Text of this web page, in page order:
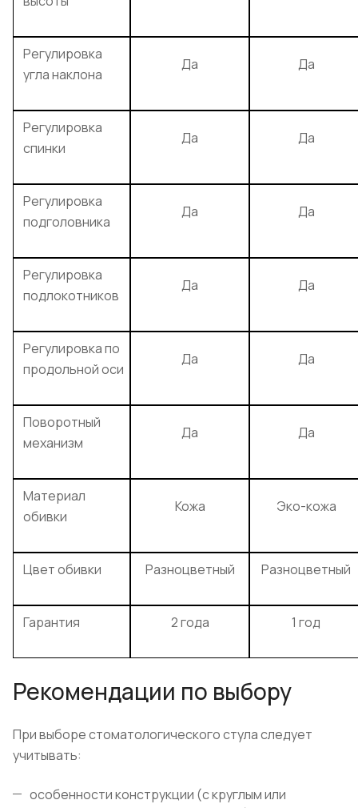
Регулировка
угла наклона
Да Да
Регулировка
спинки
Да Да
Регулировка
подголовника
Да Да
Регулировка
подлокотников
Да Да
Регулировка по
продольной оси
Да Да
Поворотный
механизм
Да Да
Материал
обивки
Кожа Эко-кожа
Цвет обивки Разноцветный Разноцветный
Гарантия 2 года 1 год
Рекомендации по выбору
При выборе стоматологического стула следует
учитывать:
особенности конструкции (с круглым или